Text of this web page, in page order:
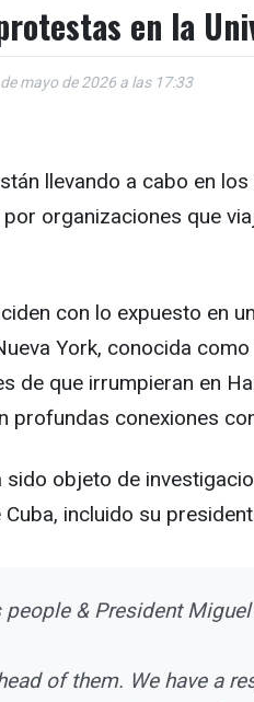
en la
mayo de 2026 a las 17:33
llevando a cabo en
organizaciones que
con lo expuesto en
York, conocida
que irrumpieran en
conexiones
objeto de
incluido su
& President Miguel
of them. We have